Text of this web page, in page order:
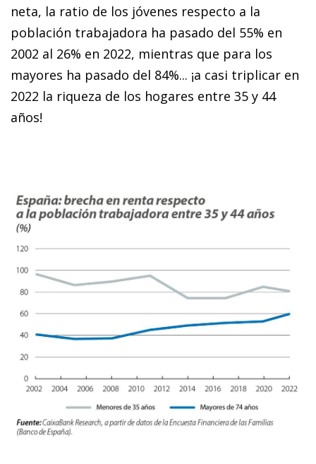
neta, la ratio de los jóvenes respecto a la
población trabajadora ha pasado del 55% en
2002 al 26% en 2022, mientras que para los
mayores ha pasado del 84%... ¡a casi triplicar en
2022 la riqueza de los hogares entre 35 y 44
años!